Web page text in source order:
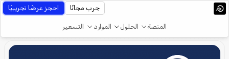
المنصة الحلول الموارد التسعير
جرب مجانًا احجز عرضًا تجريبيًا